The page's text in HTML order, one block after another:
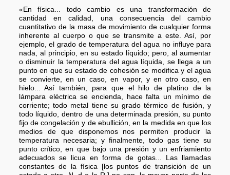
«En física... todo cambio es una transformación de
cantidad en calidad, una consecuencia del cambio
cuantitativo de la masa de movimiento de cualquier forma
inherente al cuerpo o que se transmite a este. Así, por
ejemplo, el grado de temperatura del agua no influye para
nada, al principio, en su estado líquido; pero, al aumentar
o disminuir la temperatura del agua líquida, se llega a un
punto en que su estado de cohesión se modifica y el agua
se convierte, en un caso, en vapor, y en otro caso, en
hielo... Así también, para que el hilo de platino de la
lámpara eléctrica se encienda, hace falta un mínimo de
corriente; todo metal tiene su grado térmico de fusión, y
todo líquido, dentro de una determinada presión, su punto
fijo de congelación y de ebullición, en la medida en que los
medios de que disponemos nos permiten producir la
temperatura necesaria; y finalmente, todo gas tiene su
punto crítico, en que bajo una presión y un enfriamiento
adecuados se licua en forma de gotas... Las llamadas
constantes de la física [los puntos de transición de un